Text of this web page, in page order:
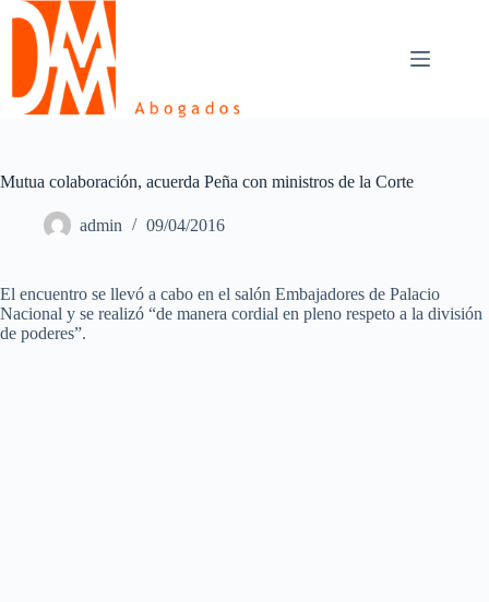
Skip
content
Mutua colaboración, acuerda Peña con ministros de la Corte
admin 09/04/2016
El encuentro se llevó a cabo en el salón Embajadores de Palacio
Nacional y se realizó “de manera cordial en pleno respeto a la división
de poderes”.